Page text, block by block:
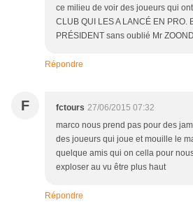
ce milieu de voir des joueurs qui
CLUB QUI LES A LANCÉ EN PRO.
PRÉSIDENT sans oublié Mr
Répondre
F fctours 27/06/2015 07:32
marco nous prend pas pour des
des joueurs qui joue et mouille le
quelque amis qui on cella pour
exploser au vu être plus haut
Répondre